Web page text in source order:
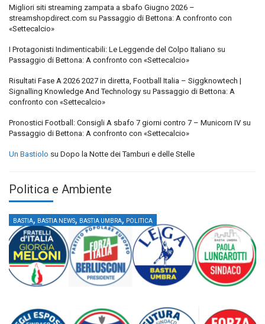
Migliori siti streaming zampata a sbafo Giugno 2026 –
streamshopdirect.com su Passaggio di Bettona: A confronto con
«Settecalcio»
I Protagonisti Indimenticabili: Le Leggende del Colpo Italiano su
Passaggio di Bettona: A confronto con «Settecalcio»
Risultati Fase A 2026 2027 in diretta, Football Italia – Siggknowtech |
Signalling Knowledge And Technology su Passaggio di Bettona: A
confronto con «Settecalcio»
Pronostici Football: Consigli A sbafo 7 giorni contro 7 – Municorn IV su
Passaggio di Bettona: A confronto con «Settecalcio»
Un Bastiolo su Dopo la Notte dei Tamburi e delle Stelle
Politica e Ambiente
BASTIA, BASTIA NEWS, BASTIA UMBRA, POLITICA